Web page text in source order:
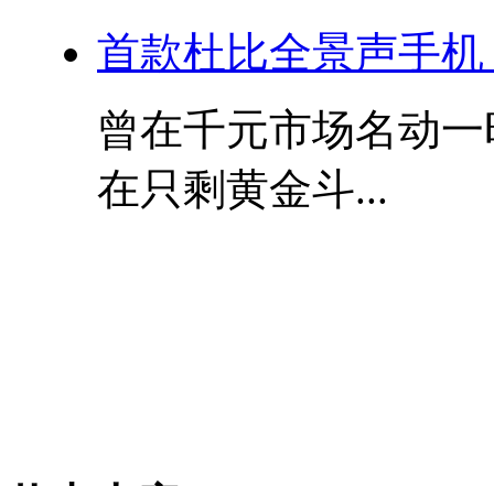
首款杜比全景声手
曾在千元市场名动
在只剩黄金斗...